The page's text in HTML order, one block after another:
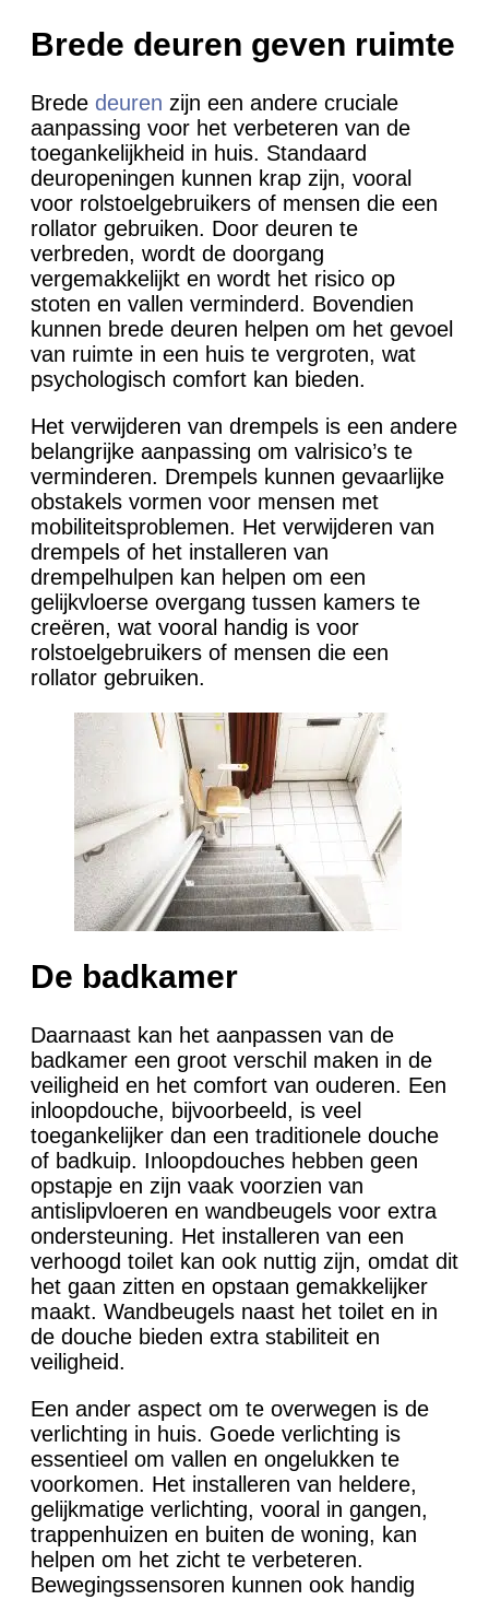
Brede deuren geven ruimte
Brede deuren zijn een andere cruciale
aanpassing voor het verbeteren van de
toegankelijkheid in huis. Standaard
deuropeningen kunnen krap zijn, vooral
voor rolstoelgebruikers of mensen die een
rollator gebruiken. Door deuren te
verbreden, wordt de doorgang
vergemakkelijkt en wordt het risico op
stoten en vallen verminderd. Bovendien
kunnen brede deuren helpen om het gevoel
van ruimte in een huis te vergroten, wat
psychologisch comfort kan bieden.
Het verwijderen van drempels is een andere
belangrijke aanpassing om valrisico’s te
verminderen. Drempels kunnen gevaarlijke
obstakels vormen voor mensen met
mobiliteitsproblemen. Het verwijderen van
drempels of het installeren van
drempelhulpen kan helpen om een
gelijkvloerse overgang tussen kamers te
creëren, wat vooral handig is voor
rolstoelgebruikers of mensen die een
rollator gebruiken.
De badkamer
Daarnaast kan het aanpassen van de
badkamer een groot verschil maken in de
veiligheid en het comfort van ouderen. Een
inloopdouche, bijvoorbeeld, is veel
toegankelijker dan een traditionele douche
of badkuip. Inloopdouches hebben geen
opstapje en zijn vaak voorzien van
antislipvloeren en wandbeugels voor extra
ondersteuning. Het installeren van een
verhoogd toilet kan ook nuttig zijn, omdat dit
het gaan zitten en opstaan gemakkelijker
maakt. Wandbeugels naast het toilet en in
de douche bieden extra stabiliteit en
veiligheid.
Een ander aspect om te overwegen is de
verlichting in huis. Goede verlichting is
essentieel om vallen en ongelukken te
voorkomen. Het installeren van heldere,
gelijkmatige verlichting, vooral in gangen,
trappenhuizen en buiten de woning, kan
helpen om het zicht te verbeteren.
Bewegingssensoren kunnen ook handig